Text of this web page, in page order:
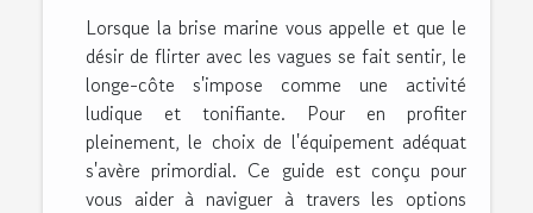
Lorsque la brise marine vous appelle et que le
désir de flirter avec les vagues se fait sentir, le
longe-côte s'impose comme une activité
ludique et tonifiante. Pour en profiter
pleinement, le choix de l'équipement adéquat
s'avère primordial. Ce guide est conçu pour
vous aider à naviguer à travers les options